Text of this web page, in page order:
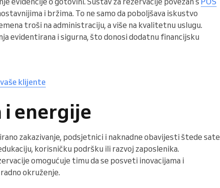
i bržima. To ne samo da poboljšava iskustvo
troši na administraciju, a više na kvalitetnu uslugu.
evidentirana i sigurna, što donosi dodatnu financijsku
klijente
i energije
zakazivanje, podsjetnici i naknadne obavijesti štede sate
korisničku podršku ili razvoj zaposlenika.
omogućuje timu da se posveti inovacijama i
okruženje.